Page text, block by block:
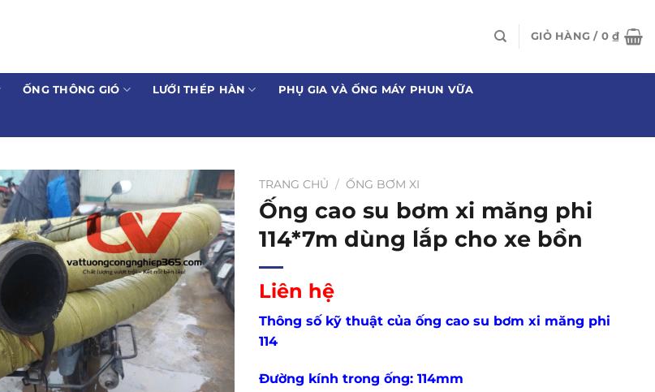
GIỎ HÀNG / 0₫
ỐNG THÔNG GIÓ LƯỚI THÉP HÀN PHỤ GIA VÀ ỐNG MÁY PHUN VỮA
TRANG CHỦ / ỐNG BƠM XI
Ống cao su bơm xi măng phi
114*7m dùng lắp cho xe bồn
Liên hệ
Thông số kỹ thuật của ống cao su bơm xi măng phi
114
Đường kính trong ống: 114mm